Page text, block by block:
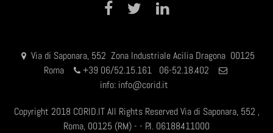
Facebook Twitter
Via di Saponara, 552 Zona Industriale Acilia Dragona 00125
Roma
+39 06/52.15.161 06-52.18.402
info: info@corid.it
Copyright 2018 CORID.IT All Rights Reserved Via di Saponara, 552 ,
Roma, 00125 (RM) - - P.I. 06188411000